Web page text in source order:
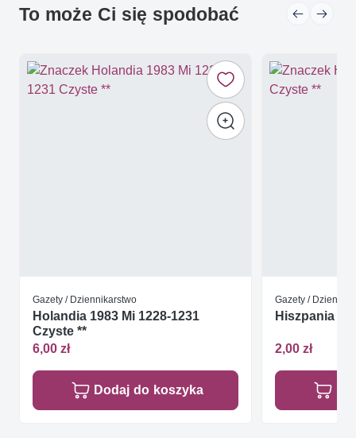
To może Ci się spodobać
Gazety / Dziennikarstwo
Holandia 1983 Mi 1228-1231
Czyste **
6,00 zł
Dodaj do koszyka
Gazety /
Hiszpania
2,00 zł